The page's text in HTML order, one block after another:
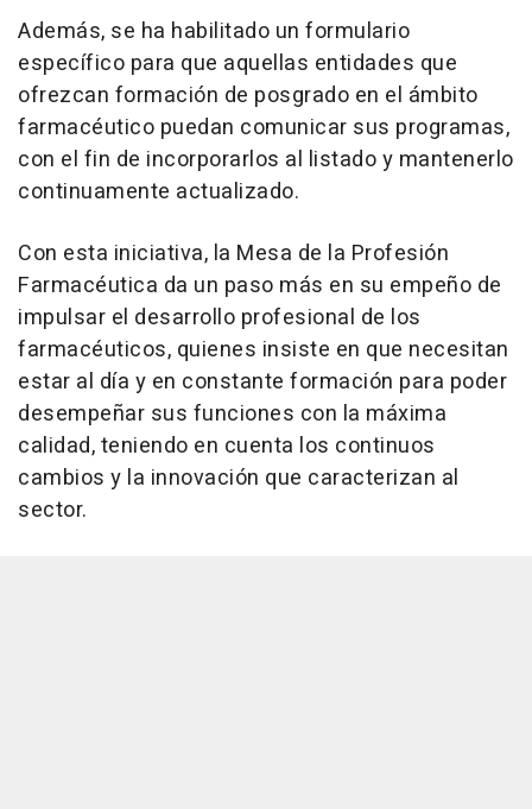
Además, se ha habilitado un formulario
específico para que aquellas entidades que
ofrezcan formación de posgrado en el ámbito
farmacéutico puedan comunicar sus programas,
con el fin de incorporarlos al listado y mantenerlo
continuamente actualizado.
Con esta iniciativa, la Mesa de la Profesión
Farmacéutica da un paso más en su empeño de
impulsar el desarrollo profesional de los
farmacéuticos, quienes insiste en que necesitan
estar al día y en constante formación para poder
desempeñar sus funciones con la máxima
calidad, teniendo en cuenta los continuos
cambios y la innovación que caracterizan al
sector.